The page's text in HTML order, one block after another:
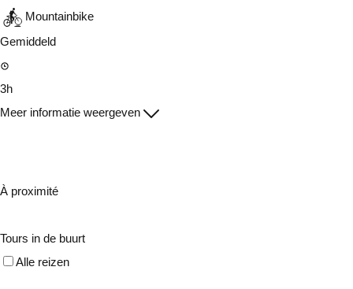
Mountainbike
Gemiddeld
3h
Meer informatie weergeven
À proximité
Tours in de buurt
Alle reizen